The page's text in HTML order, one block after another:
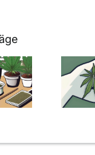
THC-
über
und